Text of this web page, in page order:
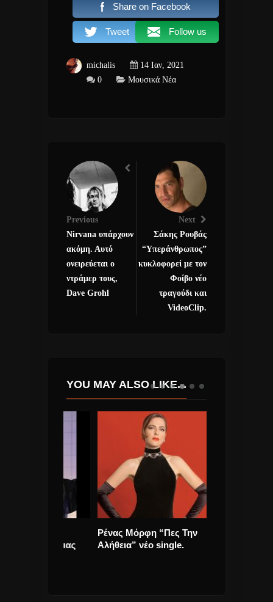
Share on Facebook
Tweet Follow us
michalis
14 Ιαν, 2021
0
Μουσικά Νέα
Previous
Nirvana υπάρχουν
ακόμη. Αυτό
ονειρεύεται ο
ντράμερ τους,
Dave Grohl
Next
Σάκης Ρουβάς
“Υπεράνθρωπος”
κυκλοφορεί με τον
Φοίβο νέο
τραγούδι και
VideoClip.
YOU MAY ALSO LIKE...
Ρένας Μόρφη “Πες Την
Αλήθεια” νέο single.